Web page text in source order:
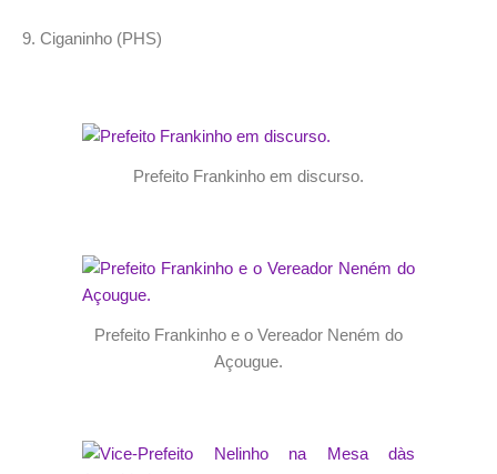
9. Ciganinho (PHS)
Prefeito Frankinho em discurso.
Prefeito Frankinho e o Vereador Neném do
Açougue.